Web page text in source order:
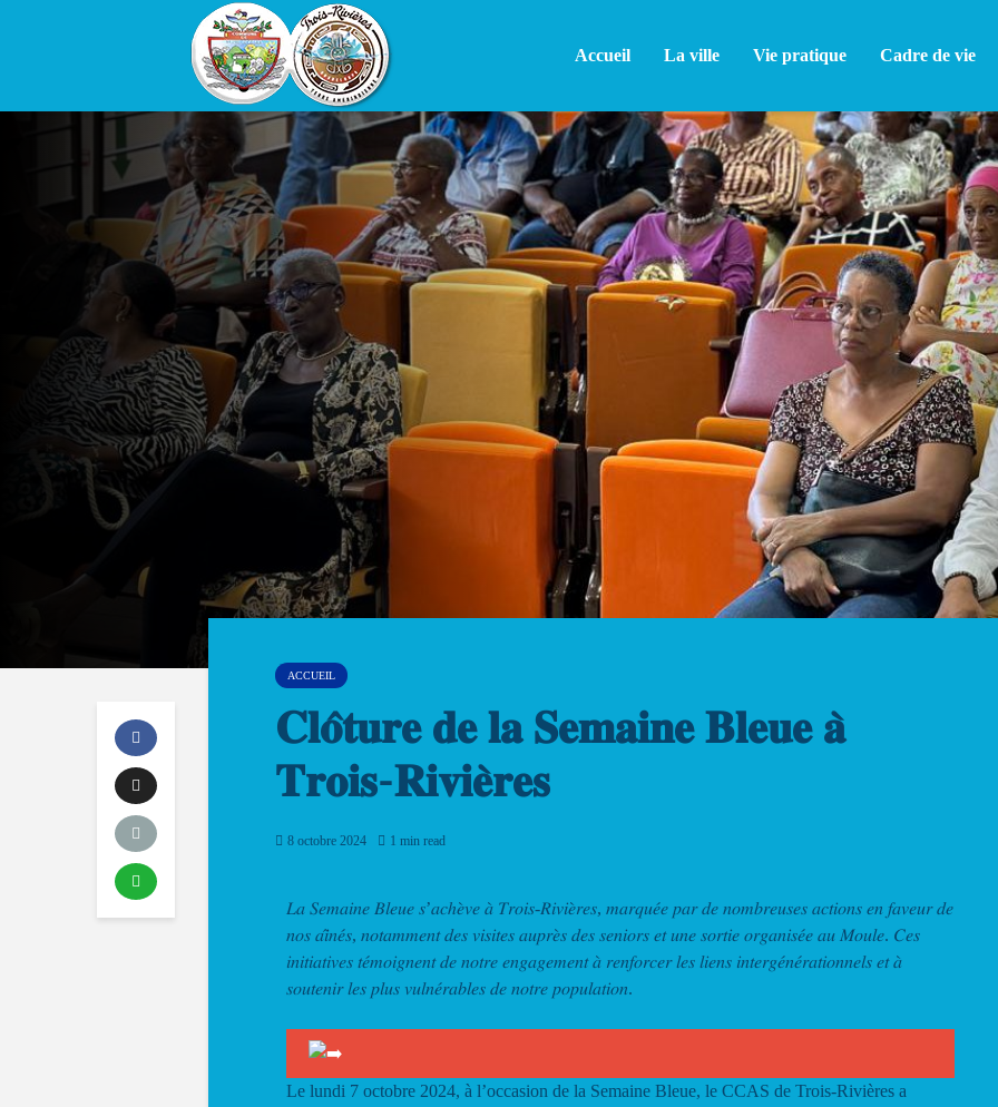
Accueil La ville Vie pratique Cadre de vie
ACCUEIL
𝐂𝐥𝐨̂𝐭𝐮𝐫𝐞 𝐝𝐞 𝐥𝐚 𝐒𝐞𝐦𝐚𝐢𝐧𝐞 𝐁𝐥𝐞𝐮𝐞 𝐚̀
𝐓𝐫𝐨𝐢𝐬-𝐑𝐢𝐯𝐢𝐞̀𝐫𝐞𝐬
8 octobre 2024 1 min read
𝐿𝑎 𝑆𝑒𝑚𝑎𝑖𝑛𝑒 𝐵𝑙𝑒𝑢𝑒 𝑠’𝑎𝑐ℎ𝑒̀𝑣𝑒 𝑎̀ 𝑇𝑟𝑜𝑖𝑠-𝑅𝑖𝑣𝑖𝑒̀𝑟𝑒𝑠, 𝑚𝑎𝑟𝑞𝑢𝑒́𝑒 𝑝𝑎𝑟 𝑑𝑒 𝑛𝑜𝑚𝑏𝑟𝑒𝑢𝑠𝑒𝑠 𝑎𝑐𝑡𝑖𝑜𝑛𝑠 𝑒𝑛 𝑓𝑎𝑣𝑒𝑢𝑟 𝑑𝑒
𝑛𝑜𝑠 𝑎𝑖̂𝑛𝑒́𝑠, 𝑛𝑜𝑡𝑎𝑚𝑚𝑒𝑛𝑡 𝑑𝑒𝑠 𝑣𝑖𝑠𝑖𝑡𝑒𝑠 𝑎𝑢𝑝𝑟𝑒̀𝑠 𝑑𝑒𝑠 𝑠𝑒𝑛𝑖𝑜𝑟𝑠 𝑒𝑡 𝑢𝑛𝑒 𝑠𝑜𝑟𝑡𝑖𝑒 𝑜𝑟𝑔𝑎𝑛𝑖𝑠𝑒́𝑒 𝑎𝑢 𝑀𝑜𝑢𝑙𝑒. 𝐶𝑒𝑠
𝑖𝑛𝑖𝑡𝑖𝑎𝑡𝑖𝑣𝑒𝑠 𝑡𝑒́𝑚𝑜𝑖𝑔𝑛𝑒𝑛𝑡 𝑑𝑒 𝑛𝑜𝑡𝑟𝑒 𝑒𝑛𝑔𝑎𝑔𝑒𝑚𝑒𝑛𝑡 𝑎̀ 𝑟𝑒𝑛𝑓𝑜𝑟𝑐𝑒𝑟 𝑙𝑒𝑠 𝑙𝑖𝑒𝑛𝑠 𝑖𝑛𝑡𝑒𝑟𝑔𝑒́𝑛𝑒́𝑟𝑎𝑡𝑖𝑜𝑛𝑛𝑒𝑙𝑠 𝑒𝑡 𝑎̀
𝑠𝑜𝑢𝑡𝑒𝑛𝑖𝑟 𝑙𝑒𝑠 𝑝𝑙𝑢𝑠 𝑣𝑢𝑙𝑛𝑒́𝑟𝑎𝑏𝑙𝑒𝑠 𝑑𝑒 𝑛𝑜𝑡𝑟𝑒 𝑝𝑜𝑝𝑢𝑙𝑎𝑡𝑖𝑜𝑛.
Le lundi 7 octobre 2024, à l’occasion de la Semaine Bleue, le CCAS de Trois-Rivières a